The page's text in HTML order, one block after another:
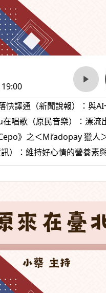
快譯通（新聞說報）：與
》之＜Mi’adopay 獵人
）：維持好心情的營養素